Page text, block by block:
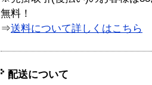
無料！
⇒送料について詳しくはこちら
配送について